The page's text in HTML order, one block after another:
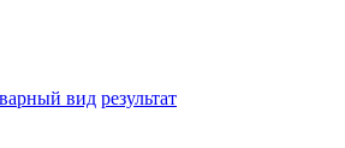
вид результат